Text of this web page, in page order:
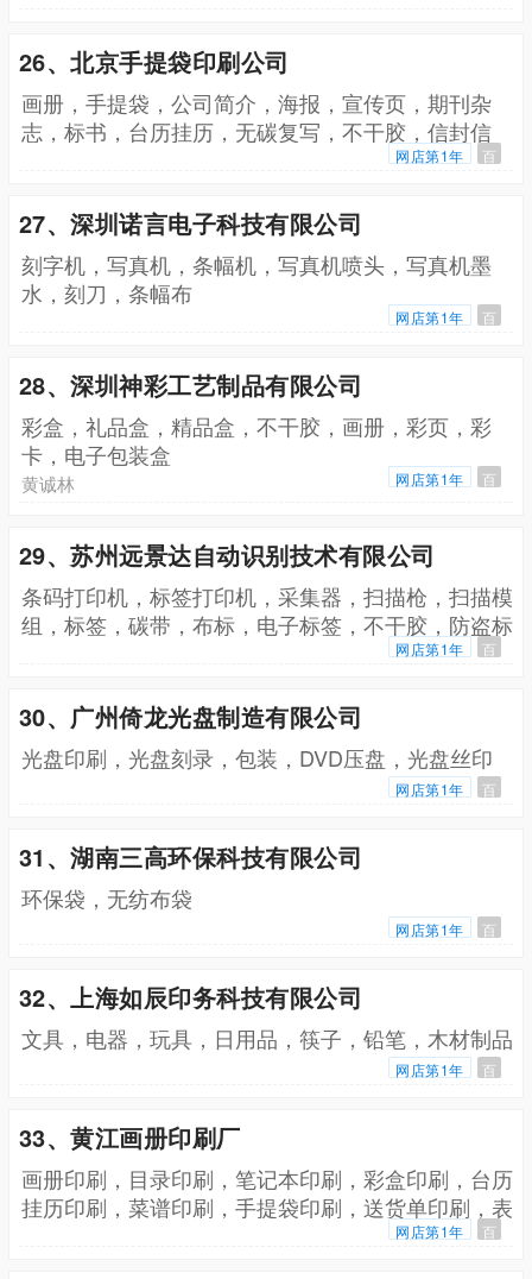
26、北京手提袋印刷公司
画册，手提袋，公司简介，海报，宣传页，期刊杂
志，标书，台历挂历，无碳复写，不干胶，信封信
网店第1年 百
27、深圳诺言电子科技有限公司
刻字机，写真机，条幅机，写真机喷头，写真机墨
水，刻刀，条幅布
网店第1年 百
28、深圳神彩工艺制品有限公司
彩盒，礼品盒，精品盒，不干胶，画册，彩页，彩
卡，电子包装盒
黄诚林 网店第1年 百
29、苏州远景达自动识别技术有限公司
条码打印机，标签打印机，采集器，扫描枪，扫描模
组，标签，碳带，布标，电子标签，不干胶，防盗标
网店第1年 百
30、广州倚龙光盘制造有限公司
光盘印刷，光盘刻录，包装，DVD压盘，光盘丝印
网店第1年 百
31、湖南三高环保科技有限公司
环保袋，无纺布袋
网店第1年 百
32、上海如辰印务科技有限公司
文具，电器，玩具，日用品，筷子，铅笔，木材制品
网店第1年 百
33、黄江画册印刷厂
画册印刷，目录印刷，笔记本印刷，彩盒印刷，台历
挂历印刷，菜谱印刷，手提袋印刷，送货单印刷，表
网店第1年 百